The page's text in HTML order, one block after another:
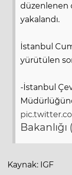
düzenlenen
yakalandı.
İstanbul
yürütülen
-İstanbul
Bakanlığı
Kaynak: IGF